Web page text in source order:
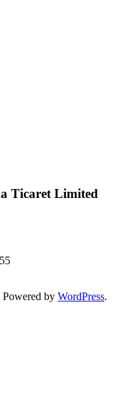
Ticaret Limited
Powered by WordPress.